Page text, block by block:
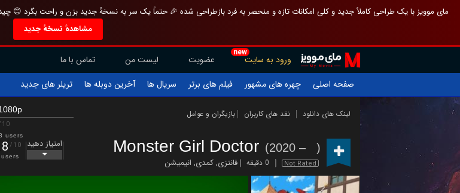
مای موویز با یک طراحی کاملاً جدید و کلی امکانات تازه و منحصر به فرد بازطراحی شده 🎉 حتماً یک سر به نسخهٔ جدید بزن و راحت بگرد 😊
مشاهدهٔ نسخهٔ جدید
new
ورود به سایت عضویت لیست من
تماس با ما
صفحه اصلی
چهره های مشهور فیلم های برتر سریال ها آخرین دوبله ها تریلر های جدید
لینک های دانلود نقد های کاربران بازیگران و عوامل
Monster Girl Doctor (2020 – )
Not Rated 0 دقیقه فانتزی,کمدی, انیمیشن
users
/10 امتیاز دهید